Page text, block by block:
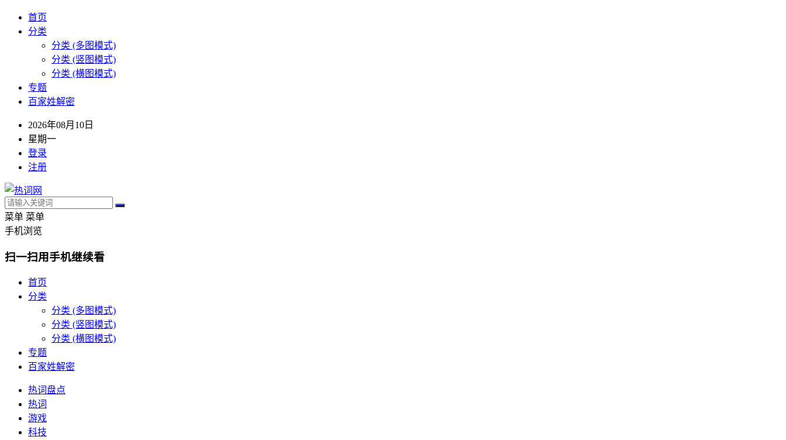
首页
分类
分类 (多图模式)
分类 (竖图模式)
分类 (横图模式)
专题
百家姓解密
2026年08月10日
星期一
登录
注册
菜单 菜单
手机浏览
扫一扫用手机继续看
首页
分类
分类 (多图模式)
分类 (竖图模式)
分类 (横图模式)
专题
百家姓解密
热词盘点
热词
游戏
科技